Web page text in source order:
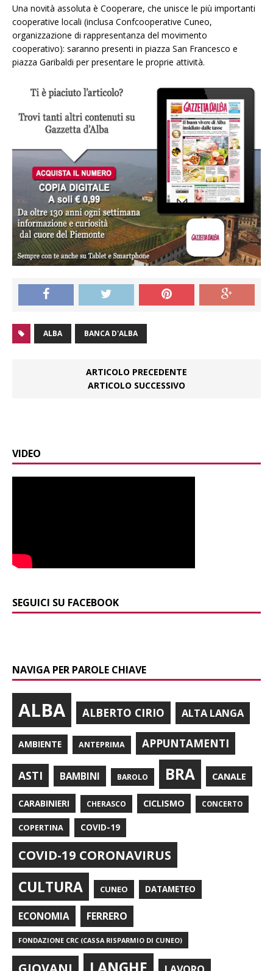
Una novità assoluta è Cooperare, che unisce le più importanti
cooperative locali (inclusa Confcooperative Cuneo,
organizzazione di rappresentanza del movimento
cooperativo): saranno presenti in piazza San Francesco e
piazza Garibaldi per presentare le proprie attività.
ALBA BANCA D'ALBA
ARTICOLO PRECEDENTE
ARTICOLO SUCCESSIVO
VIDEO
SEGUICI SU FACEBOOK
NAVIGA PER PAROLE CHIAVE
ALBA ALBERTO CIRIO ALTA LANGA
AMBIENTE ANTEPRIMA APPUNTAMENTI
ASTI BAMBINI BAROLO BRA CANALE
CARABINIERI CHERASCO CICLISMO CONCERTO
COPERTINA COVID-19
COVID-19 CORONAVIRUS
CULTURA CUNEO DATAMETEO
ECONOMIA FERRERO
FONDAZIONE CRC (CASSA RISPARMIO DI CUNEO)